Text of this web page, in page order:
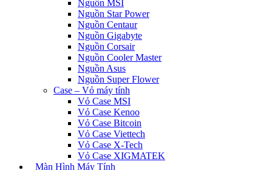
Nguồn MSI
Nguồn Star Power
Nguồn Centaur
Nguồn Gigabyte
Nguồn Corsair
Nguồn Cooler Master
Nguồn Asus
Nguồn Super Flower
Case – Vỏ máy tính
Vỏ Case MSI
Vỏ Case Kenoo
Vỏ Case Bitcoin
Vỏ Case Viettech
Vỏ Case X-Tech
Vỏ Case XIGMATEK
Màn Hình Máy Tính